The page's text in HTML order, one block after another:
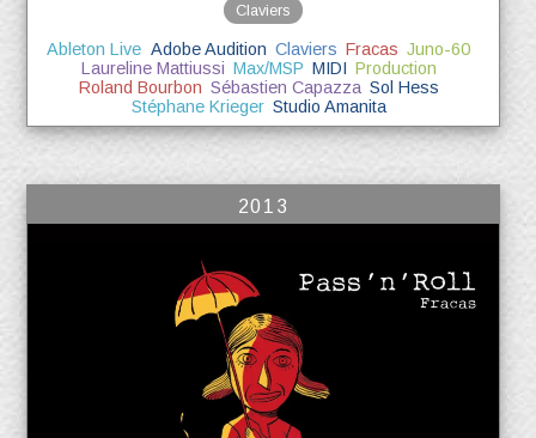
Claviers
Ableton Live Adobe Audition Claviers Fracas Juno-60
Laureline Mattiussi Max/MSP MIDI Production
Roland Bourbon Sébastien Capazza Sol Hess
Stéphane Krieger Studio Amanita
2013